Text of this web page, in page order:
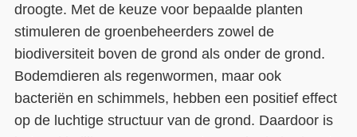
droogte. Met de keuze voor bepaalde planten
stimuleren de groenbeheerders zowel de
biodiversiteit boven de grond als onder de grond.
Bodemdieren als regenwormen, maar ook
bacteriën en schimmels, hebben een positief effect
op de luchtige structuur van de grond. Daardoor is